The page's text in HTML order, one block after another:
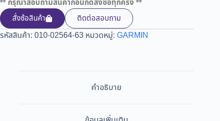
** กรุณาสอบถามสินค้าก่อนกดสั่งซื้อทุกครั้ง **
สั่งซ้อสินค้า
ติดต่อสอบถาม
รหัสสินค้า: 010-02564-63 หมวดหมู่: GARMIN
คำอธิบาย